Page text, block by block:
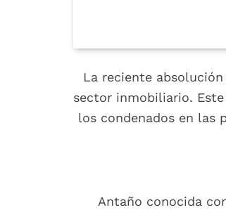
La reciente
sector inmobiliario.
los condenados en las
Antaño conocida